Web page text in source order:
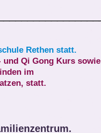
Rethen statt.
und Qi Gong Kurs sowie
im
statt.